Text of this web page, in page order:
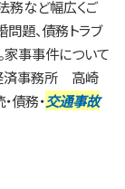
務など幅広くご
問題、債務トラブ
家事事件について
済事務所 高崎
債務・交通事故